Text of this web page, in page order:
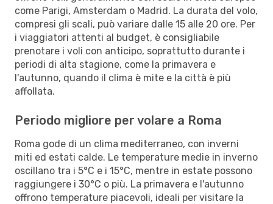
come Parigi, Amsterdam o Madrid. La durata del volo,
compresi gli scali, può variare dalle 15 alle 20 ore. Per
i viaggiatori attenti al budget, è consigliabile
prenotare i voli con anticipo, soprattutto durante i
periodi di alta stagione, come la primavera e
l'autunno, quando il clima è mite e la città è più
affollata.
Periodo migliore per volare a Roma
Roma gode di un clima mediterraneo, con inverni
miti ed estati calde. Le temperature medie in inverno
oscillano tra i 5°C e i 15°C, mentre in estate possono
raggiungere i 30°C o più. La primavera e l'autunno
offrono temperature piacevoli, ideali per visitare la